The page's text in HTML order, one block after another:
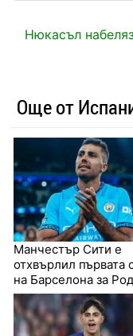
Нюкасъл
Още от
Манчестър Сити е
отхвърлил първата
на Барселона за